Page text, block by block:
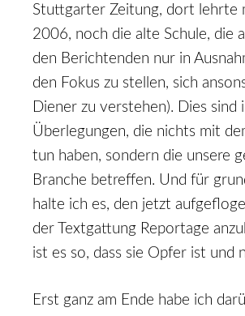
Stuttgarter Zeitung, dort lehrte
2006, noch die alte Schule, die
den Berichtenden nur in
den Fokus zu stellen, sich
Diener zu verstehen). Dies sind
Überlegungen, die nichts mit
tun haben, sondern die unsere
Branche betreffen. Und für
halte ich es, den jetzt
der Textgattung Reportage
ist es so, dass sie Opfer ist und
Erst ganz am Ende habe ich